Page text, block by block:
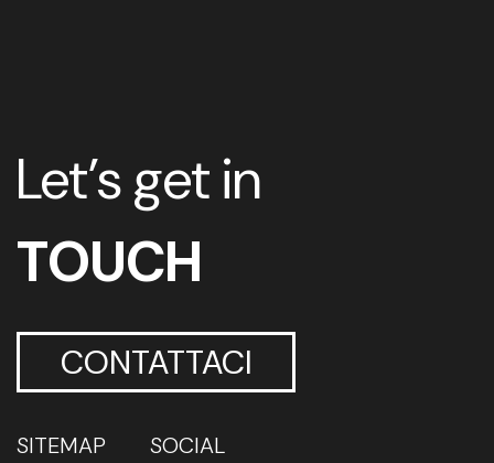
Let’s get in
TOUCH
CONTATTACI
SITEMAP SOCIAL